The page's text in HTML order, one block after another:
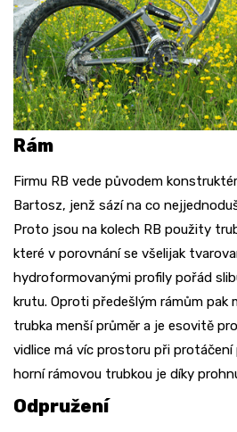
Rám
Firmu RB vede původem
Bartosz, jenž sází na co
Proto jsou na kolech RB použity
které v porovnání se všelijak
hydroformovanými profily pořád
krutu. Oproti předešlým rámům pak
trubka menší průměr a je esovitě
vidlice má víc prostoru při protáčení
horní rámovou trubkou je díky
Odpružení